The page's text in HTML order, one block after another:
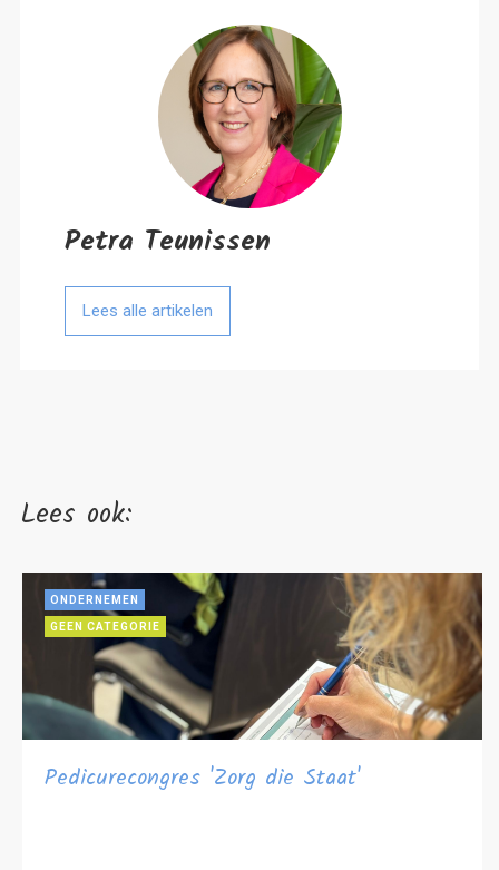
Petra Teunissen
Lees alle artikelen
Lees ook:
ONDERNEMEN
GEEN CATEGORIE
Pedicurecongres 'Zorg die Staat'